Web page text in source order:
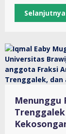
Selanjutnya
Menunggu